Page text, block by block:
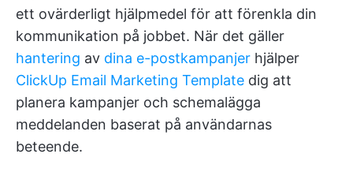
ett ovärderligt hjälpmedel för att förenkla din
kommunikation på jobbet. När det gäller
hantering av dina e-postkampanjer hjälper
ClickUp Email Marketing Template dig att
planera kampanjer och schemalägga
meddelanden baserat på användarnas
beteende.